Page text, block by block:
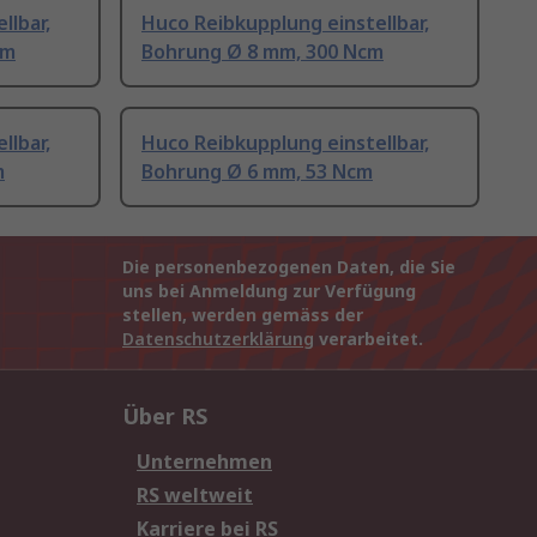
Huco Reibkupplung einstellbar,
Bohrung Ø 8 mm, 300 Ncm
Huco Reibkupplung einstellbar,
Bohrung Ø 6 mm, 53 Ncm
Die personenbezogenen Daten, die Sie
uns bei Anmeldung zur Verfügung
stellen, werden gemäss der
Datenschutzerklärung verarbeitet.
Über RS
Unternehmen
RS weltweit
Karriere bei RS